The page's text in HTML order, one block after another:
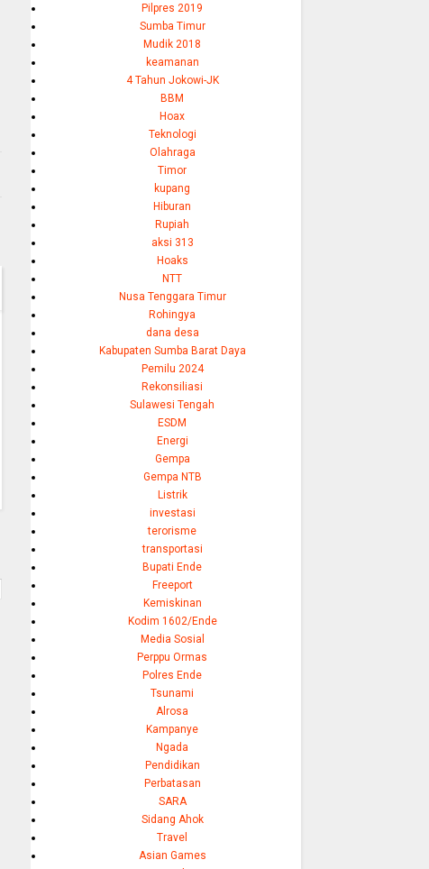
Pilpres 2019
Sumba Timur
Mudik 2018
keamanan
4 Tahun Jokowi-JK
BBM
Hoax
Teknologi
Olahraga
Timor
kupang
Hiburan
Rupiah
aksi 313
Hoaks
NTT
Nusa Tenggara Timur
Rohingya
dana desa
Kabupaten Sumba Barat Daya
Pemilu 2024
Rekonsiliasi
Sulawesi Tengah
ESDM
Energi
Gempa
Gempa NTB
Listrik
investasi
terorisme
transportasi
Bupati Ende
Freeport
Kemiskinan
Kodim 1602/Ende
Media Sosial
Perppu Ormas
Polres Ende
Tsunami
Alrosa
Kampanye
Ngada
Pendidikan
Perbatasan
SARA
Sidang Ahok
Travel
Asian Games